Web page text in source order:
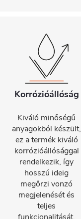
Korrózióállóság
Kiváló minőségű
anyagokból készült,
ez a termék kiváló
korrózióállósággal
rendelkezik, így
hosszú ideig
megőrzi vonzó
megjelenését és
teljes